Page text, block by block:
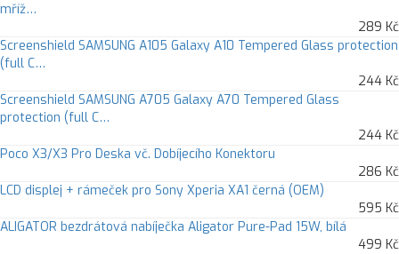
mříž…
289 Kč
Screenshield SAMSUNG A105 Galaxy A10 Tempered Glass protection
(full C…
244 Kč
Screenshield SAMSUNG A705 Galaxy A70 Tempered Glass
protection (full C…
244 Kč
Poco X3/X3 Pro Deska vč. Dobíjecího Konektoru
286 Kč
LCD displej + rámeček pro Sony Xperia XA1 černá (OEM)
595 Kč
ALIGATOR bezdrátová nabíječka Aligator Pure-Pad 15W, bílá
499 Kč